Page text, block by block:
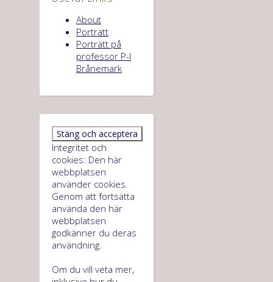
About
Porträtt
Porträtt på
professor P-I
Brånemark
Integritet och
cookies: Den här
webbplatsen
använder cookies.
Genom att fortsätta
använda den här
webbplatsen
godkänner du deras
användning.
Om du vill veta mer,